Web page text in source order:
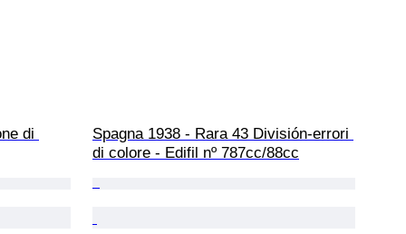
di
Spagna 1938 - Rara 43 División-errori
di colore - Edifil nº 787cc/88cc